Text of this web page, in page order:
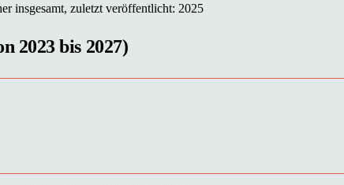
insgesamt, zuletzt veröffentlicht: 2025
2023 bis 2027)